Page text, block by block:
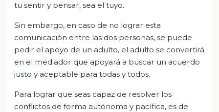
tu sentir y pensar, sea el tuyo.
Sin embargo, en caso de no lograr esta
comunicación entre las dos personas, se puede
pedir el apoyo de un adulto, el adulto se convertirá
en el mediador que apoyará a buscar un acuerdo
justo y aceptable para todas y todos.
Para lograr que seas capaz de resolver los
conflictos de forma autónoma y pacífica, es de